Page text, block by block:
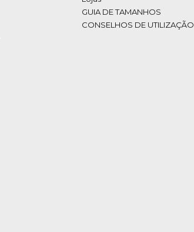
GUIA DE TAMANHOS
CONSELHOS DE UTILIZAÇÃO